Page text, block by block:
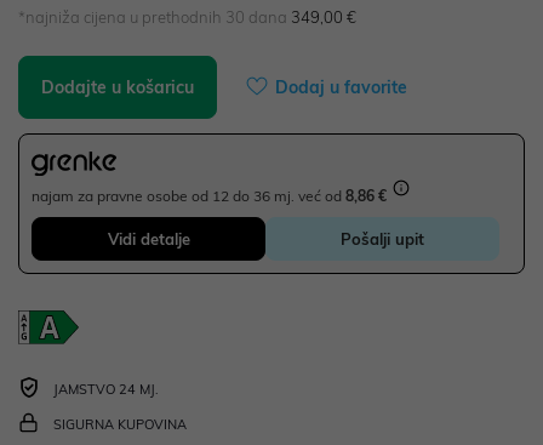
*najniža cijena u prethodnih 30 dana 349,00 €
Dodajte u košaricu Dodaj u favorite
najam za pravne osobe od 12 do 36 mj. već od 8,86 €
Vidi detalje Pošalji upit
JAMSTVO 24 MJ.
SIGURNA KUPOVINA